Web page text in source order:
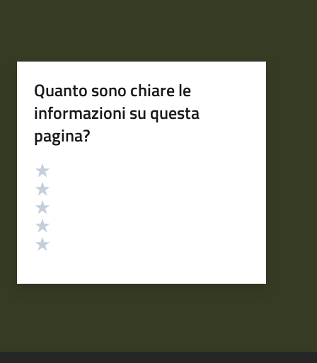
Quanto sono chiare le
informazioni su questa
pagina?
Valutazione